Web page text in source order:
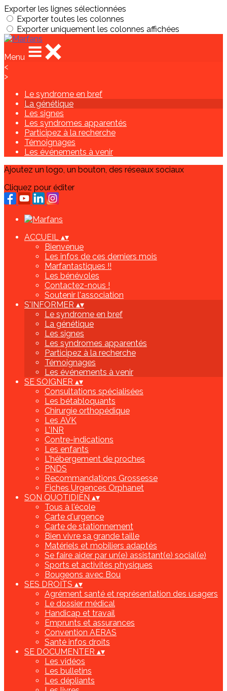
Exporter les lignes sélectionnées
Exporter toutes les colonnes
Exporter uniquement les colonnes affichées
Menu
<
>
Le syndrome en bref
La génétique
Les signes
Les syndromes apparentés
Participez à la recherche
Témoignages
Les événements à venir
Ajoutez un logo, un bouton, des réseaux sociaux
Cliquez pour éditer
ACCUEIL ▴▾
Bienvenue
Les infos de ces derniers mois
Marfantastiques !!
Les bénévoles
Contactez-nous !
Soutenir l'association
S'INFORMER ▴▾
Le syndrome en bref
La génétique
Les signes
Les syndromes apparentés
Participez à la recherche
Témoignages
Les événements à venir
SE SOIGNER ▴▾
Consultations spécialisées
Les bétabloquants
Chirurgie orthopédique
Les AVK
L'INR
Contre-indications
Les enfants
L'hébergement de proches
PNDS
Recommandations Grossesse
Fiches Urgences Orphanet
SON QUOTIDIEN ▴▾
Tous à l'école
Carte d'urgence
Carte de stationnement
Bien vivre sa grande taille
Matériels et mobiliers adaptés
Se faire aider par un(e) assistant(e) social(e)
Sports et activités physiques
Bougeons avec Bou
SES DROITS ▴▾
Agrément santé et représentation des usagers
Le dossier médical
Handicap et travail
Emprunts et assurances
Convention AERAS
Santé infos droits
SE DOCUMENTER ▴▾
Les vidéos
Les bulletins
Les dépliants